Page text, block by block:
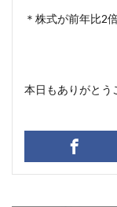
＊株式が前年比2
本日もありがとう